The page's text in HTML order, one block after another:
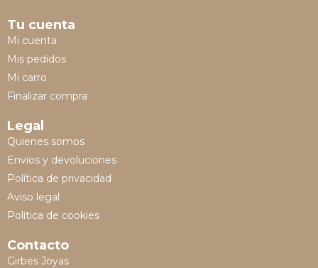
Tu cuenta
Mi cuenta
Mis pedidos
Mi carro
Finalizar compra
Legal
Quienes somos
Envíos y devoluciones
Política de privacidad
Aviso legal
Política de cookies
Contacto
Girbes Joyas